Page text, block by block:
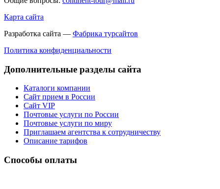
Карта сайта
Разработка сайта — Фабрика турсайтов
Политика конфиденциальности
Дополнительные разделы сайта
Каталоги компании
Сайт прием в России
Сайт VIP
Почтовые услуги по России
Почтовые услуги по миру
Приглашаем агентства к сотрудничеству
Описание тарифов
Способы оплаты